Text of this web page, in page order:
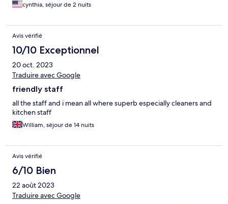
cynthia, séjour de 2 nuits
Avis vérifié
10/10 Exceptionnel
20 oct. 2023
Traduire avec Google
friendly staff
all the staff and i mean all where superb especially cleaners and
kitchen staff
William, séjour de 14 nuits
Avis vérifié
6/10 Bien
22 août 2023
Traduire avec Google